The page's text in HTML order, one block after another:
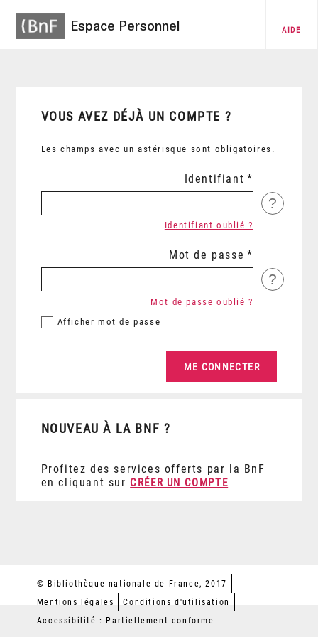
Espace Personnel AIDE
VOUS AVEZ DÉJÀ UN COMPTE ?
Les champs avec un astérisque sont obligatoires.
Identifiant
?
Identifiant oublié ?
Mot de passe
?
Afficher mot de passe
Mot de passe oublié ?
NOUVEAU À LA BNF ?
Profitez des services offerts par la BnF
en cliquant sur CRÉER UN COMPTE
© Bibliothèque nationale de France, 2017
Mentions légales
Conditions d'utilisation
Accessibilité : Partiellement conforme